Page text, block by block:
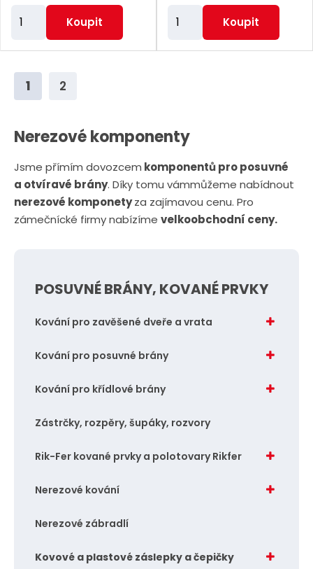
ě
n
p
č
e
t
Koupit
ě
p
č
e
t
Koupit
1 2
Nerezové komponenty
Jsme přímím dovozcem komponentů pro posuvné
a otvíravé brány. Díky tomu vámmůžeme nabídnout
nerezové komponetyza zajímavou cenu. Pro
zámečnícké firmy nabízíme velkoobchodní ceny.
POSUVNÉ BRÁNY, KOVANÉ PRVKY
Kování pro zavěšené dveře a vrata
Kování pro posuvné brány
Kování pro křídlové brány
Zástrčky, rozpěry, šupáky, rozvory
Rik-Fer kované prvky a polotovary Rikfer
Nerezové kování
Nerezové zábradlí
Kovové a plastové záslepky a čepičky